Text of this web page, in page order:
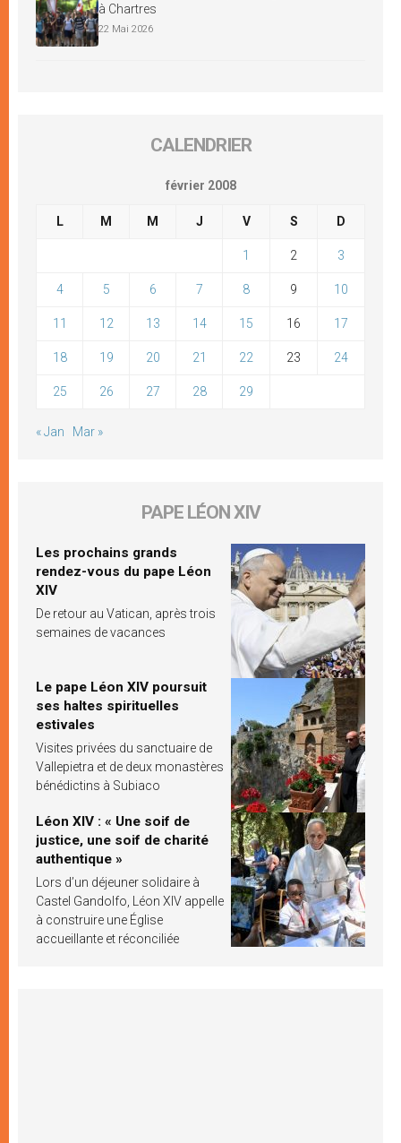
à Chartres
22 Mai 2026
CALENDRIER
février 2008
L M M J V S D
1 2 3
4 5 6 7 8 9 10
11 12 13 14 15 16 17
18 19 20 21 22 23 24
25 26 27 28 29
« Jan Mar »
PAPE LÉON XIV
Les prochains grands
rendez-vous du pape Léon
XIV
De retour au Vatican, après trois
semaines de vacances
Le pape Léon XIV poursuit
ses haltes spirituelles
estivales
Visites privées du sanctuaire de
Vallepietra et de deux monastères
bénédictins à Subiaco
Léon XIV : « Une soif de
justice, une soif de charité
authentique »
Lors d’un déjeuner solidaire à
Castel Gandolfo, Léon XIV appelle
à construire une Église
accueillante et réconciliée